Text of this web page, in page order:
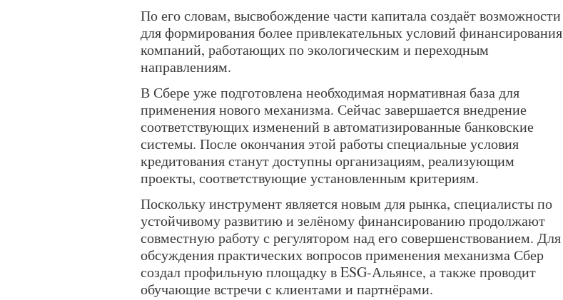
По его словам, высвобождение части капитала создаёт возможности
для формирования более привлекательных условий финансирования
компаний, работающих по экологическим и переходным
направлениям.
В Сбере уже подготовлена необходимая нормативная база для
применения нового механизма. Сейчас завершается внедрение
соответствующих изменений в автоматизированные банковские
системы. После окончания этой работы специальные условия
кредитования станут доступны организациям, реализующим
проекты, соответствующие установленным критериям.
Поскольку инструмент является новым для рынка, специалисты по
устойчивому развитию и зелёному финансированию продолжают
совместную работу с регулятором над его совершенствованием. Для
обсуждения практических вопросов применения механизма Сбер
создал профильную площадку в ESG-Альянсе, а также проводит
обучающие встречи с клиентами и партнёрами.